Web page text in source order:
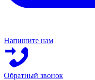
Напишите нам
Обратный звонок